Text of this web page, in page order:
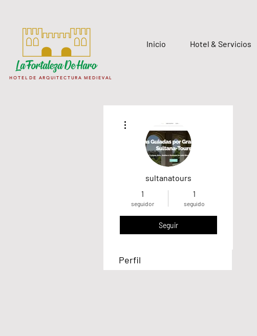
H O T E L D E A R Q U I T E C T U R A M E D I E V A L
Inicio Hotel & Servicios
sultanatours
1
seguidor
1
seguido
Seguir
Perfil